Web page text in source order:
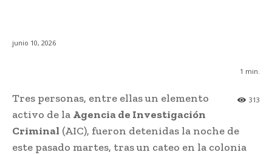
junio 10, 2026
1 min.
313
Tres personas, entre ellas un elemento
activo de la Agencia de Investigación
Criminal (AIC), fueron detenidas la noche de
este pasado martes, tras un cateo en la colonia